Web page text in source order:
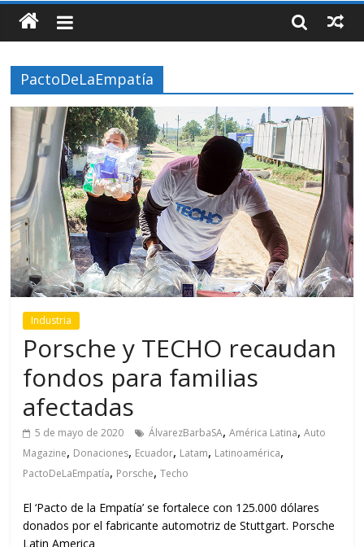
PactoDeLaEmpatía
Industria
Porsche y TECHO recaudan
fondos para familias
afectadas
5 de mayo de 2020 ÁlvarezBarbaSA,América Latina,Auto
Magazine, Donaciones, Ecuador, Latam, Latinoamérica,
PactoDeLaEmpatía, Porsche,Techo
El ‘Pacto de la Empatía’ se fortalece con 125.000 dólares
donados por el fabricante automotriz de Stuttgart. Porsche
Latin America